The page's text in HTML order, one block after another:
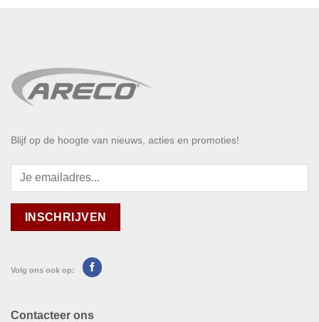
Blijf op de hoogte van nieuws, acties en promoties!
Volg ons ook op:
Contacteer ons